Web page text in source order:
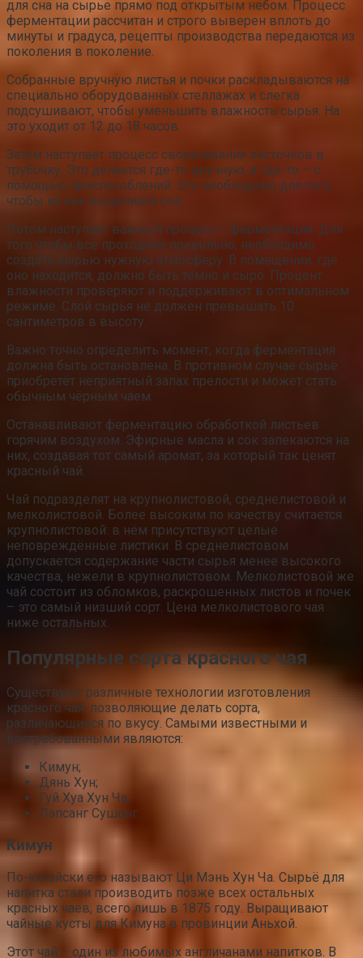
для сна на сырье прямо под открытым небом. Процесс
ферментации рассчитан и строго выверен вплоть до
минуты и градуса, рецепты производства передаются из
поколения в поколение.
Собранные вручную листья и почки раскладываются на
специально оборудованных стеллажах и слегка
подсушивают, чтобы уменьшить влажность сырья. На
это уходит от 12 до 18 часов.
Затем наступает процесс сворачивания листочков в
трубочку. Это делается где-то вручную, а где-то – с
помощью приспособлений. Это необходимо для того,
чтобы из них выделился сок.
Потом наступает важный процесс – ферментация. Для
того чтобы всё проходило правильно, необходимо
создать сырью нужную атмосферу. В помещении, где
оно находится, должно быть темно и сыро. Процент
влажности проверяют и поддерживают в оптимальном
режиме. Слой сырья не должен превышать 10
сантиметров в высоту.
Важно точно определить момент, когда ферментация
должна быть остановлена. В противном случае сырьё
приобретёт неприятный запах прелости и может стать
обычным чёрным чаем.
Останавливают ферментацию обработкой листьев
горячим воздухом. Эфирные масла и сок запекаются на
них, создавая тот самый аромат, за который так ценят
красный чай.
Чай подразделят на крупнолистовой, среднелистовой и
мелколистовой. Более высоким по качеству считается
крупнолистовой: в нём присутствуют целые
неповреждённые листики. В среднелистовом
допускается содержание части сырья менее высокого
качества, нежели в крупнолистовом. Мелколистовой же
чай состоит из обломков, раскрошенных листов и почек
– это самый низший сорт. Цена мелколистового чая
ниже остальных.
Популярные сорта красного чая
Существуют различные технологии изготовления
красного чая, позволяющие делать сорта,
различающиеся по вкусу. Самыми известными и
востребованными являются:
Кимун;
Дянь Хун;
Гуй Хуа Хун Ча;
Лапсанг Сушонг.
Кимун
По-китайски его называют Ци Мэнь Хун Ча. Сырьё для
напитка стали производить позже всех остальных
красных чаев, всего лишь в 1875 году. Выращивают
чайные кусты для Кимуна в провинции Аньхой.
Этот чай – один из любимых англичанами напитков. В